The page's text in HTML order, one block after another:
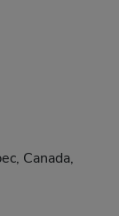
Canada,